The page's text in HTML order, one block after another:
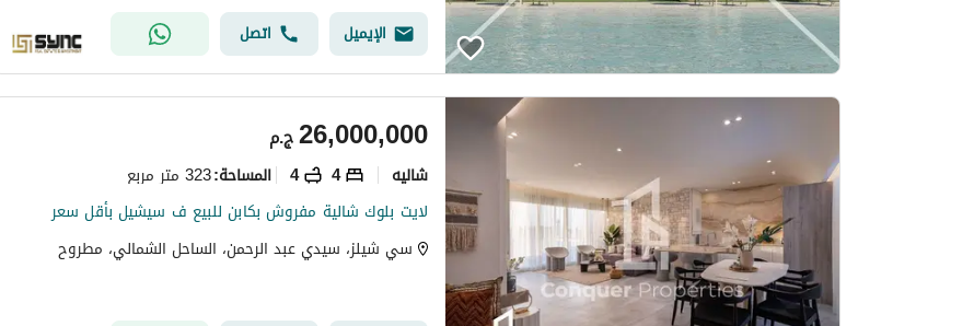
الإيميل اتصل
ج.م26,000,000
شاليه 4
4 المساحة:323 متر مربع
لايت بلوك شالية مفروش بكابن للبيع ف سيشيل بأقل سعر
سي شيلز، سيدي عبد الرحمن، الساحل الشمالي، مطروح